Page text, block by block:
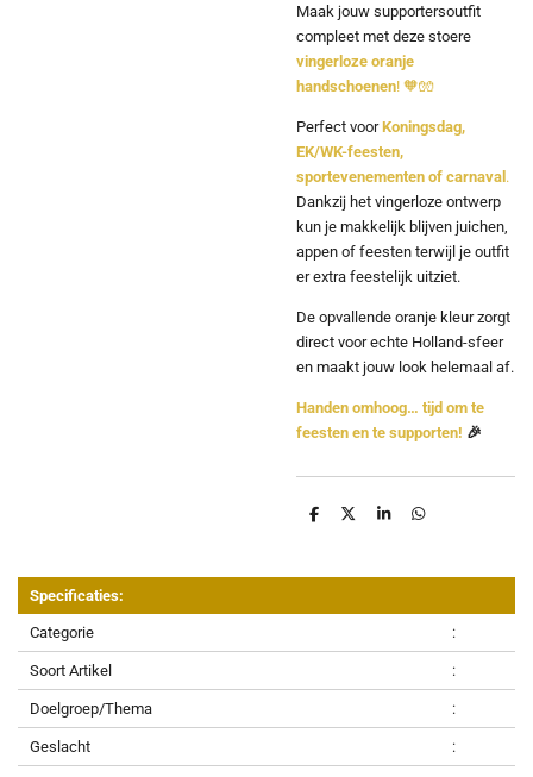
Maak jouw supportersoutfit
compleet met deze stoere
vingerloze oranje
handschoenen! 🧡🧤
Perfect voorKoningsdag,
EK/WK-feesten,
sportevenementen of carnaval.
Dankzij het vingerloze ontwerp
kun je makkelijk blijven juichen,
appen of feesten terwijl je outfit
er extra feestelijk uitziet.
De opvallende oranje kleur zorgt
direct voor echte Holland-sfeer
en maakt jouw look helemaal af.
Handen omhoog… tijd om te
feesten en te supporten! 🎉
D
n
D
S
e
D
n
Specificaties:
Categorie :
Soort Artikel :
Doelgroep/Thema :
Geslacht :